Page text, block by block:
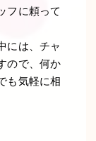
フに頼って
には、チャ
ので、何か
も気軽に相